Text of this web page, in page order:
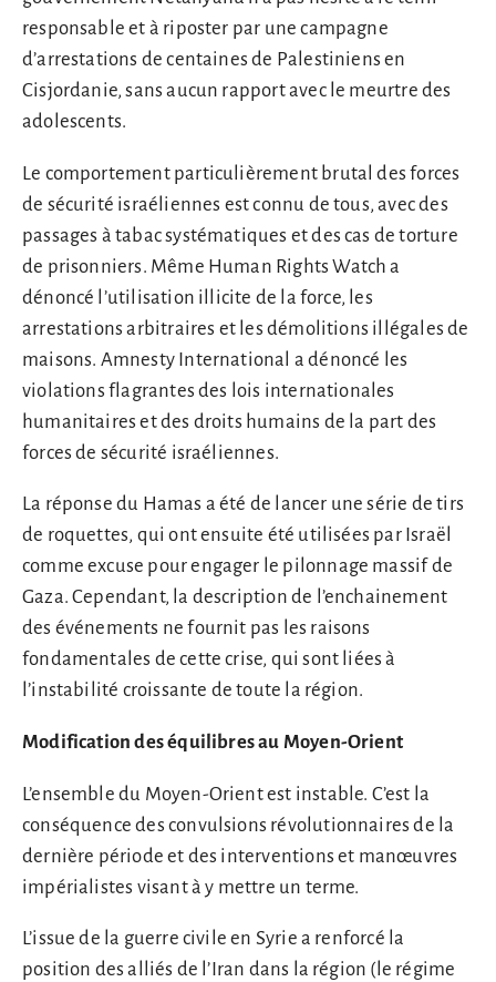
responsable et à riposter par une campagne
d’arrestations de centaines de Palestiniens en
Cisjordanie, sans aucun rapport avec le meurtre des
adolescents.
Le comportement particulièrement brutal des forces
de sécurité israéliennes est connu de tous, avec des
passages à tabac systématiques et des cas de torture
de prisonniers. Même Human Rights Watch a
dénoncé l’utilisation illicite de la force, les
arrestations arbitraires et les démolitions illégales de
maisons. Amnesty International a dénoncé les
violations flagrantes des lois internationales
humanitaires et des droits humains de la part des
forces de sécurité israéliennes.
La réponse du Hamas a été de lancer une série de tirs
de roquettes, qui ont ensuite été utilisées par Israël
comme excuse pour engager le pilonnage massif de
Gaza. Cependant, la description de l’enchainement
des événements ne fournit pas les raisons
fondamentales de cette crise, qui sont liées à
l’instabilité croissante de toute la région.
Modification des équilibres au Moyen-Orient
L’ensemble du Moyen-Orient est instable. C’est la
conséquence des convulsions révolutionnaires de la
dernière période et des interventions et manœuvres
impérialistes visant à y mettre un terme.
L’issue de la guerre civile en Syrie a renforcé la
position des alliés de l’Iran dans la région (le régime